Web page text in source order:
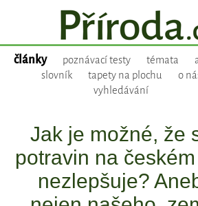
články poznávací testy témata
slovník
tapety na plochu
o
vyhledávání
Jak je možné, že
potravin na
nezlepšuje?